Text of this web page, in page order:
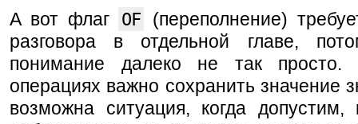
А вот флаг
OF
(переполнение)
разговора в отдельной главе,
понимание далеко не так просто.
операциях важно сохранить значение
возможна ситуация, когда